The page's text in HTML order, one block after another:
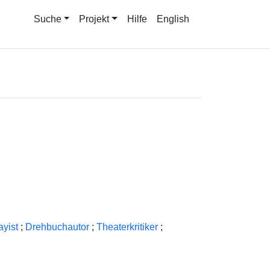
Suche Projekt Hilfe English
; Drehbuchautor ; Theaterkritiker ;